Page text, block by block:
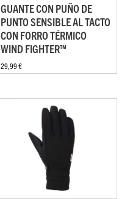
GUANTE CON PUÑO DE
PUNTO SENSIBLE AL TACTO
CON FORRO TÉRMICO
WIND FIGHTER™
29,99 €